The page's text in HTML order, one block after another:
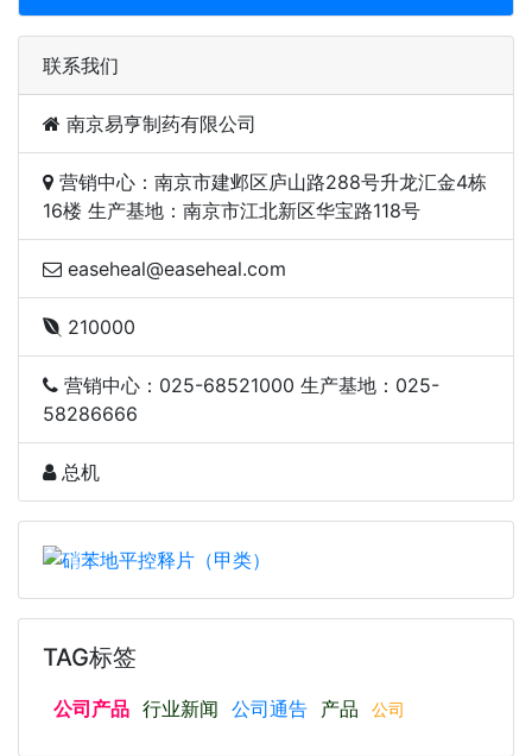
联系我们
南京易亨制药有限公司
营销中心：南京市建邺区庐山路288号升龙汇金4栋
16楼 生产基地：南京市江北新区华宝路118号
easeheal@easeheal.com
210000
营销中心：025-68521000 生产基地：025-
58286666
总机
上一页
TAG标签
公司产品 行业新闻 公司通告 产品 公司